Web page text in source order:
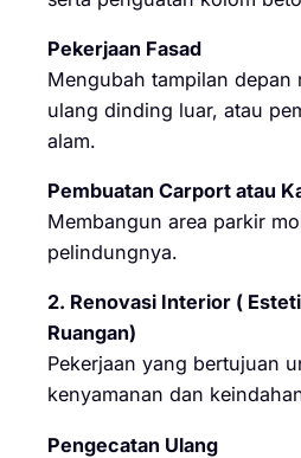
Pekerjaan Fasad
Mengubah tampilan depan
ulang dinding luar, atau
alam.
Pembuatan Carport atau
Membangun area parkir
pelindungnya.
2. Renovasi Interior (
Ruangan)
Pekerjaan yang bertujuan
kenyamanan dan
Pengecatan Ulang